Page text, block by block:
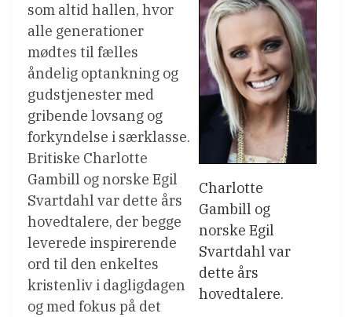
Charlotte
Gambill og
norske Egil
Svartdahl var
dette års
hovedtalere.
som altid hallen, hvor
alle generationer
mødtes til fælles
åndelig optankning og
gudstjenester med
gribende lovsang og
forkyndelse i særklasse.
Britiske Charlotte
Gambill og norske Egil
Svartdahl var dette års
hovedtalere, der begge
leverede inspirerende
ord til den enkeltes
kristenliv i dagligdagen
og med fokus på det